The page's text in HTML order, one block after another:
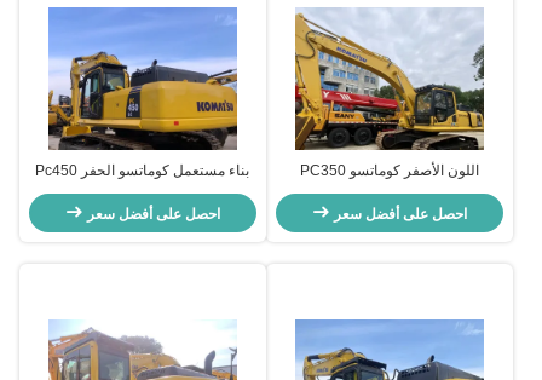
اللون الأصفر كوماتسو PC350
كوماتسو الحفارات المستخدمة
32300kg لإنشاء التعدين
احصل على أفضل سعر
بناء مستعمل كوماتسو الحفر Pc450
الحفرة الزحفية المصغرة يد ثانية
احصل على أفضل سعر